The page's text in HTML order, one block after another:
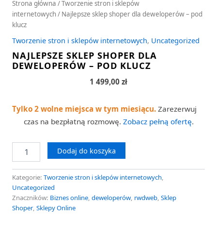
Strona główna /Tworzenie stron i sklepów
internetowych/ Najlepsze sklep shoper dla deweloperów – pod
klucz
Tworzenie stron i sklepów internetowych, Uncategorized
NAJLEPSZE SKLEP SHOPER DLA
DEWELOPERÓW – POD KLUCZ
1 499,00 zł
Tylko 2 wolne miejsca w tym miesiącu. Zarezerwuj
czas na bezpłatną rozmowę. Zobacz pełną ofertę.
Dodaj do koszyka
Kategorie: Tworzenie stron i sklepów internetowych,
Uncategorized
Znaczników: Biznes online, deweloperów, rwdweb, Sklep
Shoper, Sklepy Online